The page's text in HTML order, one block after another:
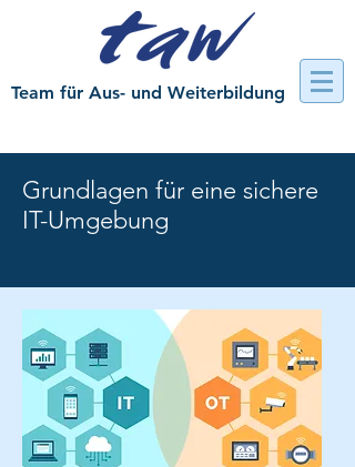
Team für Aus- und Weiterbildung
Grundlagen für eine sichere
IT-Umgebung